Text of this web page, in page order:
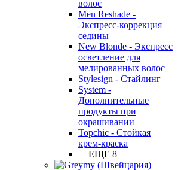
волос
Men Reshade -
Экспресс-коррекция
седины
New Blonde - Экспресс
осветление для
мелированных волос
Stylesign - Стайлинг
System -
Дополнительные
продукты при
окрашивании
Topchic - Стойкая
крем-краска
+ ЕЩЕ 8